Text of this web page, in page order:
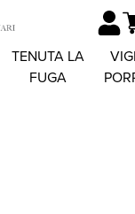
TENUTA LA
FUGA